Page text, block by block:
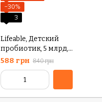
−30%
3
Lifeable, Детский
пробиотик, 5 млрд,
натуральные ягоды, 5
млрд, 60 жевательных
таблеток
588 грн 840 грн